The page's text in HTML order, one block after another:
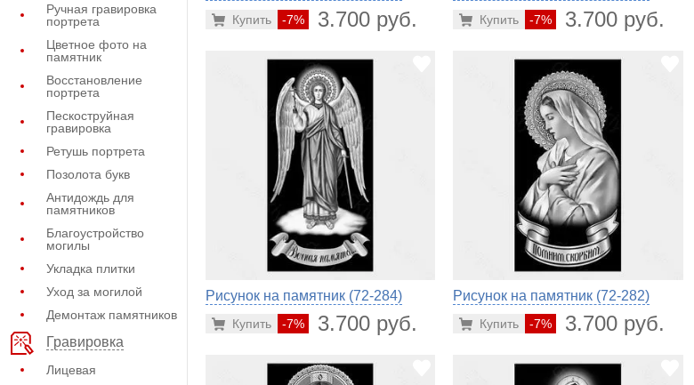
Ручная гравировка
портрета
Цветное фото на
памятник
Восстановление
портрета
Пескоструйная
гравировка
Ретушь портрета
Позолота букв
Антидождь для
памятников
Благоустройство
могилы
Укладка плитки
Уход за могилой
Демонтаж памятников
Гравировка
Лицевая
-7% 3.700 руб.
Купить -7% 3.700 руб.
Купить
Рисунок на памятник (72-284)
-7% 3.700 руб.
Купить
Рисунок на памятник (72-282)
-7% 3.700 руб.
Купить